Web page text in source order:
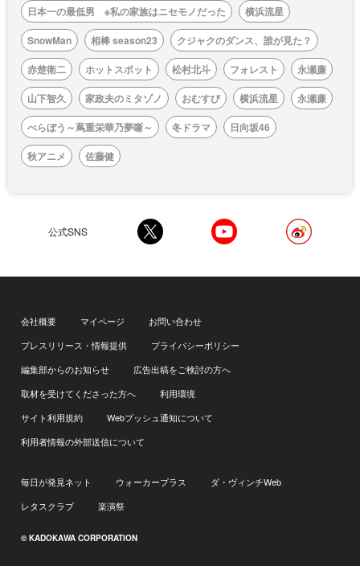
日本一の最低男 ※私の家族はニセモノだった
横浜流星
SnowMan
相棒 season23
クジャクのダンス、誰が見た？
赤楚衛二
ホットスポット 松村北斗 フォレスト
永瀬廉
山下智久
家政夫のミタゾノ おむすび 横浜流星
永瀬廉
べらぼう～蔦重栄華乃夢噺～
冬ドラマ
日向坂46
秋アニメ
佐藤健
公式SNS
会社概要 マイページ
お問い合わせ
プレスリリース・情報提供
プライバシーポリシー
編集部からのお知らせ
広告出稿をご検討の方へ
取材を受けてくださった方へ
利用環境
サイト利用規約
Webプッシュ通知について
利用者情報の外部送信について
毎日が発見ネット ウォーカープラス
ダ・ヴィンチWeb
レタスクラブ
楽演祭
© KADOKAWA CORPORATION